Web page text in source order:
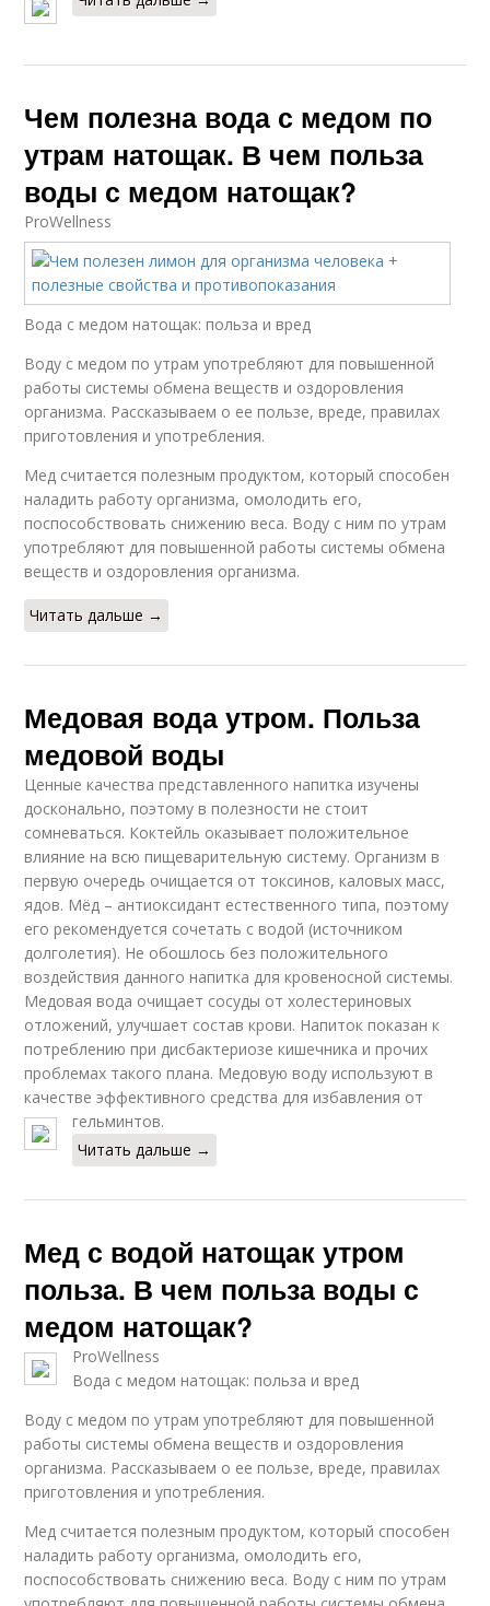
Чем полезна вода с медом по
утрам натощак. В чем польза
воды с медом натощак?
ProWellness
Вода с медом натощак: польза и вред
Воду с медом по утрам употребляют для повышенной
работы системы обмена веществ и оздоровления
организма. Рассказываем о ее пользе, вреде, правилах
приготовления и употребления.
Мед считается полезным продуктом, который способен
наладить работу организма, омолодить его,
поспособствовать снижению веса. Воду с ним по утрам
употребляют для повышенной работы системы обмена
веществ и оздоровления организма.
Читать дальше →
Медовая вода утром. Польза
медовой воды
Ценные качества представленного напитка изучены
досконально, поэтому в полезности не стоит
сомневаться. Коктейль оказывает положительное
влияние на всю пищеварительную систему. Организм в
первую очередь очищается от токсинов, каловых масс,
ядов. Мёд – антиоксидант естественного типа, поэтому
его рекомендуется сочетать с водой (источником
долголетия). Не обошлось без положительного
воздействия данного напитка для кровеносной системы.
Медовая вода очищает сосуды от холестериновых
отложений, улучшает состав крови. Напиток показан к
потреблению при дисбактериозе кишечника и прочих
проблемах такого плана. Медовую воду используют в
качестве эффективного средства для избавления от
гельминтов.
Читать дальше →
Мед с водой натощак утром
польза. В чем польза воды с
медом натощак?
ProWellness
Вода с медом натощак: польза и вред
Воду с медом по утрам употребляют для повышенной
работы системы обмена веществ и оздоровления
организма. Рассказываем о ее пользе, вреде, правилах
приготовления и употребления.
Мед считается полезным продуктом, который способен
наладить работу организма, омолодить его,
поспособствовать снижению веса. Воду с ним по утрам